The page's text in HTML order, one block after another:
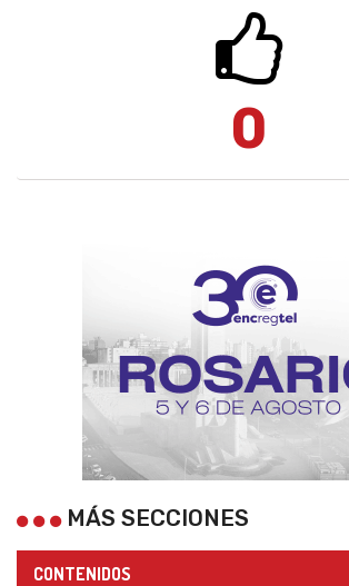
0
MÁS SECCIONES
CONTENIDOS